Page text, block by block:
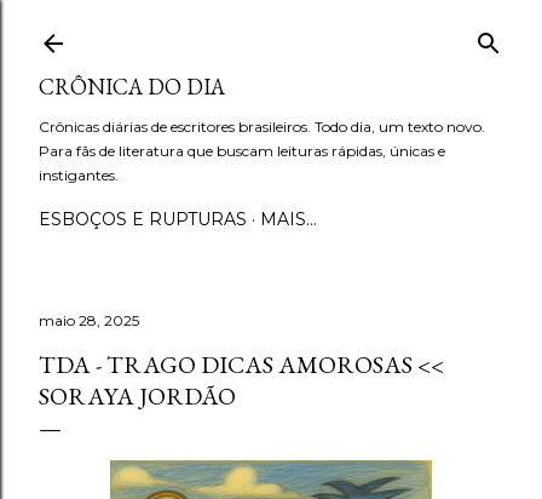
CRÔNICA DO DIA
Crônicas diárias de escritores brasileiros. Todo dia, um texto novo.
Para fãs de literatura que buscam leituras rápidas, únicas e
instigantes.
ESBOÇOS E RUPTURAS MAIS…
maio 28, 2025
TDA - TRAGO DICAS AMOROSAS <<
SORAYA JORDÃO